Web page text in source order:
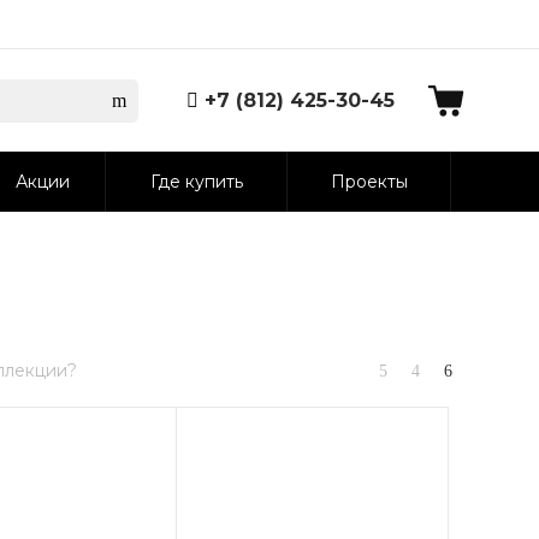
+7 (812) 425-30-45
Акции Где купить Проекты